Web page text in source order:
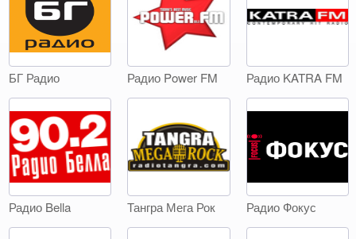
БГ Радио Радио Power FM Радио KATRA FM
Радио Bella Тангра Мега Рок Радио Фокус